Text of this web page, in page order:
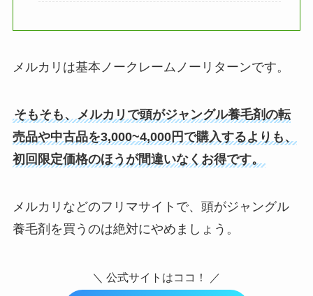
メルカリは基本ノークレームノーリターンです。
そもそも、メルカリで頭がジャングル養毛剤の転
売品や中古品を3,000~4,000円で購入するよりも、
初回限定価格のほうが間違いなくお得です。
メルカリなどのフリマサイトで、頭がジャングル
養毛剤を買うのは絶対にやめましょう。
＼ 公式サイトはココ！ ／